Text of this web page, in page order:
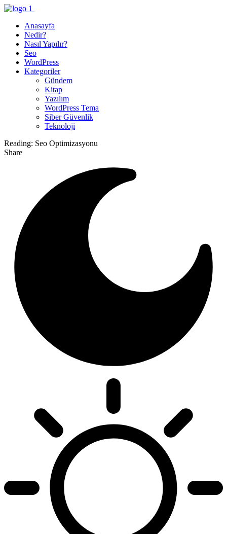
Anasayfa
Nedir?
Nasıl Yapılır?
Seo
WordPress
Kategoriler
Gündem
Kitap
Yazılım
WordPress Tema
Siber Güvenlik
Teknoloji
Reading: Seo Optimizasyonu
Share